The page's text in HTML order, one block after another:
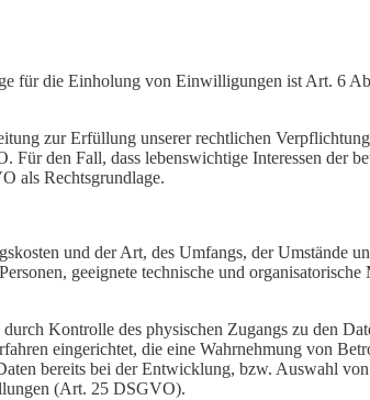
für die Einholung von Einwilligungen ist Art. 6
zur Erfüllung unserer rechtlichen
den Fall, dass lebenswichtige Interessen der
als Rechtsgrundlage.
und der Art, des Umfangs, der Umstände
geeignete technische und
Kontrolle des physischen Zugangs zu den
eingerichtet, die eine Wahrnehmung von
bereits bei der Entwicklung, bzw. Auswahl
(Art. 25 DSGVO).